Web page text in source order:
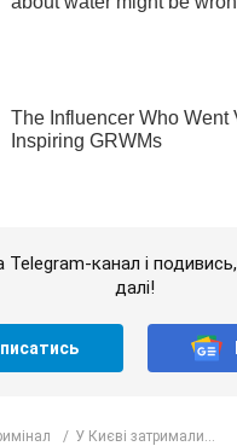
Telegram-канал і
далі!
У Києві затримали...